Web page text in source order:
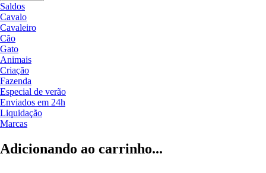
Saldos
Cavalo
Cavaleiro
Cão
Gato
Animais
Criação
Fazenda
Especial de verão
Enviados em 24h
Liquidação
Marcas
Adicionando ao carrinho...